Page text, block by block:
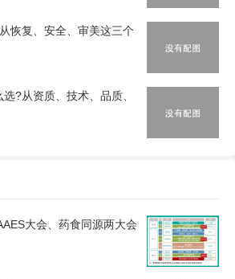
恢复、安全、审美这三个
?从资质、技术、品质、
大会、药食同源两大会